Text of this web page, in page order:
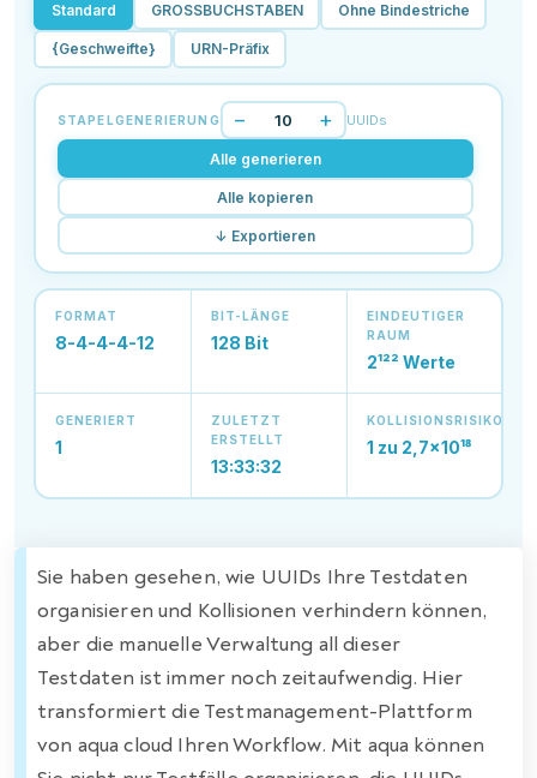
Standard GROSSBUCHSTABEN Ohne Bindestriche
{Geschweifte} URN-Präfix
STAPELGENERIERUNG − + UUIDs
Alle generieren
Alle kopieren
↓ Exportieren
FORMAT
8-4-4-4-12
BIT-LÄNGE
128 Bit
EINDEUTIGER
RAUM
2¹²² Werte
GENERIERT
1
ZULETZT
ERSTELLT
13:33:32
KOLLISIONSRISIKO
1 zu 2,7×10¹⁸
Sie haben gesehen, wie UUIDs Ihre Testdaten
organisieren und Kollisionen verhindern können,
aber die manuelle Verwaltung all dieser
Testdaten ist immer noch zeitaufwendig. Hier
transformiert die Testmanagement-Plattform
von aqua cloud Ihren Workflow. Mit aqua können